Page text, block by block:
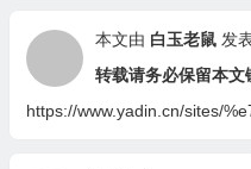
本文由 白玉老鼠 发
转载请务必保留本文
https://www.yadin.cn/sites/